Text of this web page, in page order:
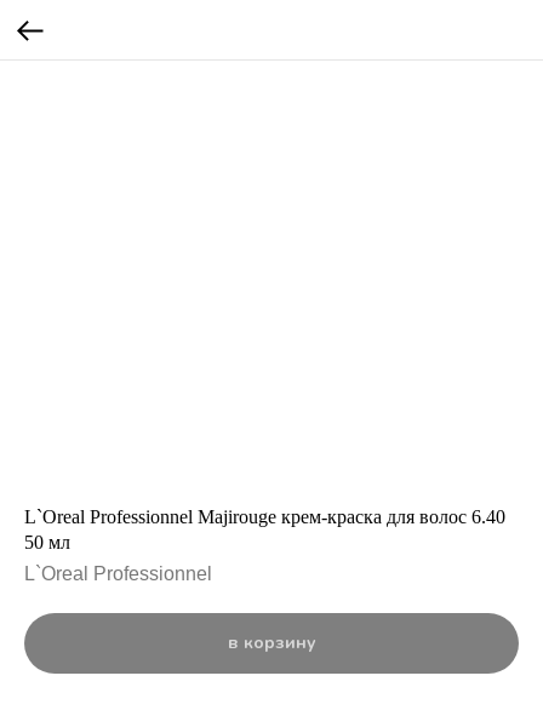
L`Oreal Professionnel Majirouge крем-краска для волос 6.40
50 мл
L`Oreal Professionnel
в корзину